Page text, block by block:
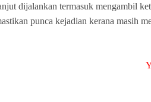
dijalankan termasuk mengambil
punca kejadian kerana masih